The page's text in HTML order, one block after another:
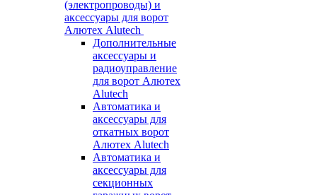
(электропроводы) и
аксессуары для ворот
Алютех Alutech
Дополнительные
аксессуары и
радиоуправление
для ворот Алютех
Alutech
Автоматика и
аксессуары для
откатных ворот
Алютех Alutech
Автоматика и
аксессуары для
секционных